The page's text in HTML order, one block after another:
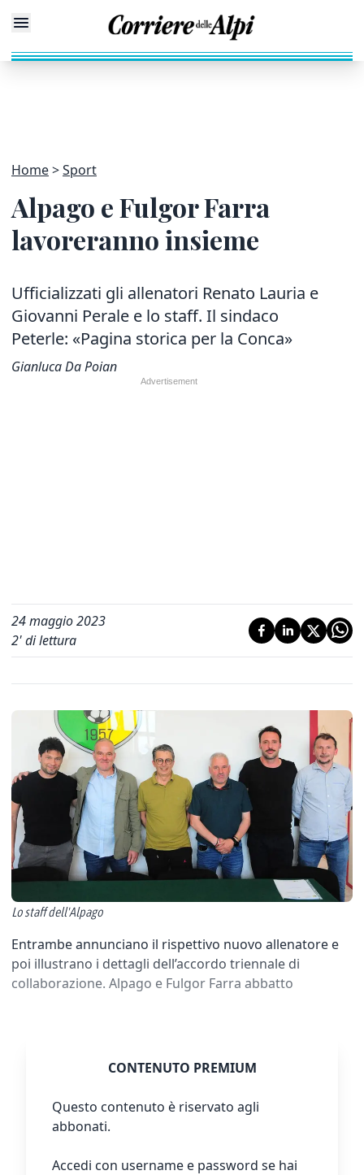
Home Sport
Alpago e Fulgor Farra
lavoreranno insieme
Ufficializzati gli allenatori Renato Lauria e
Giovanni Perale e lo staff. Il sindaco
Peterle: «Pagina storica per la Conca»
Gianluca Da Poian
24 maggio 2023
2' di lettura
Lo staff dell'Alpago
Entrambe annunciano il rispettivo nuovo allenatore e
poi illustrano i dettagli dell’accordo triennale di
collaborazione. Alpago e Fulgor Farra abbatto
CONTENUTO PREMIUM
Questo contenuto è riservato agli
abbonati.
Accedi con username e password se hai